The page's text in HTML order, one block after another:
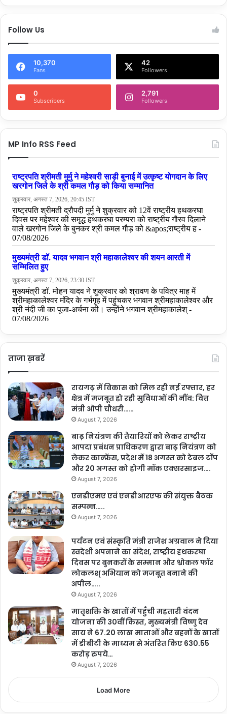
Follow Us
10,370
Fans
42
Followers
0
Subscribers
2,791
Followers
MP Info RSS Feed
ताजा ख़बरें
रायगढ़ में विकास को मिल रही नई रफ्तार, हर
क्षेत्र में मजबूत हो रही सुविधाओं की नींव: वित्त
मंत्री ओपी चौधरी……
August 7, 2026
बाढ़ नियंत्रण की तैयारियों को लेकर राष्ट्रीय
आपदा प्रबंधन प्राधिकरण द्वारा बाढ़ नियंत्रण को
लेकर कान्फ्रेंस, प्रदेश में 18 अगस्त को टेबल टॉप
और 20 अगस्त को होगी मॉक एक्सरसाइज….
August 7, 2026
एनडीएमए एवं एनडीआरएफ की संयुक्त बैठक
सम्पन्न…..
August 7, 2026
पर्यटन एवं संस्कृति मंत्री राजेश अग्रवाल ने दिया
स्वदेशी अपनाने का संदेश, राष्ट्रीय हथकरघा
दिवस पर बुनकरों के सम्मान और श्वोकल फॉर
लोकलश् अभियान को मजबूत बनाने की
अपील…..
August 7, 2026
मातृशक्ति के खातों में पहुँची महतारी वंदन
योजना की 30वीं किस्त, मुख्यमंत्री विष्णु देव
साय ने 67.20 लाख माताओं और बहनों के खातों
में डीबीटी के माध्यम से अंतरित किए 630.55
करोड़ रुपये…
August 7, 2026
Load More